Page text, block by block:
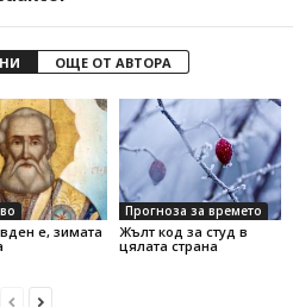
ОЩЕ ОТ АВТОРА
е, зимата
Прогноза за времето
Жълт код за студ в
цялата страна